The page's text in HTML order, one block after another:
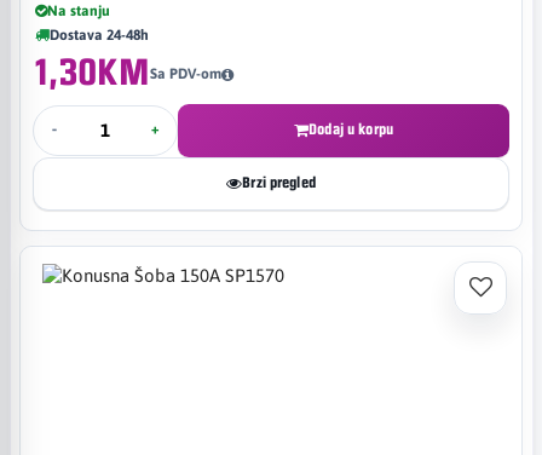
Na stanju
Dostava 24-48h
1,30KMSa PDV-om
- + Dodaj u korpu
Brzi pregled